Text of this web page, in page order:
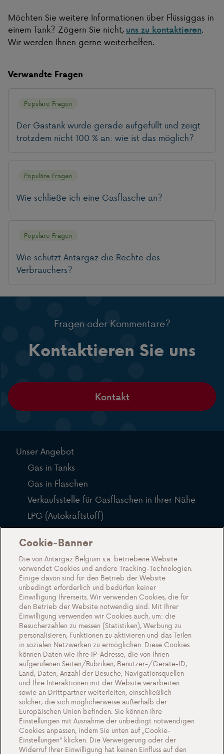
Möchten Sie weitere Informationen über Flüssiggas in
einem Tank? Zögern Sie nicht, uns zu kontaktieren.
Wir werden Ihnen gerne weiterhelfen.
Verwandte Fragen
Der Gastank wurde gerade aufgefüllt und zeigt
trotzdem nicht 100 % an: wie ist das möglich?
Populäre Fragen
Wie schließe ich eine Gasflasche an?
Populäre Fragen
Wie schützt Antargaz die Rechte des
Verbrauchers?
Populäre Fragen
Fragen oder Kommentare?
Kontaktieren Sie uns
Kontakt
Unser Angebot
Gas in Tanks
Gas in Flaschen
Verkaufsstelle für Gasflaschen in Ihrer Nähe
LPG (Autokraftstoff)
Häufig gestellte Fragen
Blog
Über uns
Lernen Sie Antargaz kennen
Eine nachhaltige Zukunft
Zeugnisse
Aktionen
Veranstaltungen
Arbeiten bei Antargaz
Kontakt
Cookie-Einstellungen
Cookie-Banner
Die von Antargaz Belgium s.a. betriebene Website
verwendet Cookies und andere Tracking-Technologien.
Einige davon sind für den Betrieb der Website
unbedingt erforderlich und bedürfen keiner
Einwilligung Ihrerseits. Wir verwenden Cookies, die für
den Betrieb der Website notwendig sind. Mit Ihrer
Einwilligung verwenden wir Cookies auch, um: die
Besucherzahlen zu messen (Statistiken), Werbung zu
personalisieren, Funktionen zu aktivieren und das Teilen
in sozialen Netzwerken zu ermöglichen. Diese Cookies
können Daten wie Ihre IP-Adresse, die von Ihnen
aufgerufenen Seiten/Rubriken, Benutzer-/Geräte-ID,
Land, Daten, Anzahl der Besuche, Navigationsquellen
und Ihre Interaktionen mit der Website verarbeiten
sowie an Drittpartner weiterleiten, einschließlich
solcher, die sich möglicherweise außerhalb der
Europäischen Union befinden. Sie können Ihre
Einstellungen mit Ausnahme der unbedingt notwendigen
Cookies anpassen, indem Sie unten auf „Cookie-
Einstellungen“ klicken. Die Verweigerung oder der
Widerruf Ihrer Einwilligung hat keinen Einfluss auf den